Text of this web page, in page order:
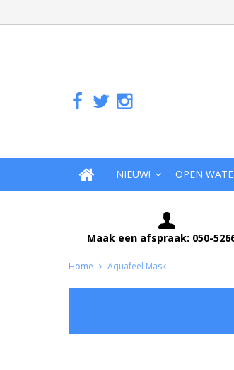
NIEUW! OPEN
Maak een afspraak: 050-
Home Aquafeel Mask